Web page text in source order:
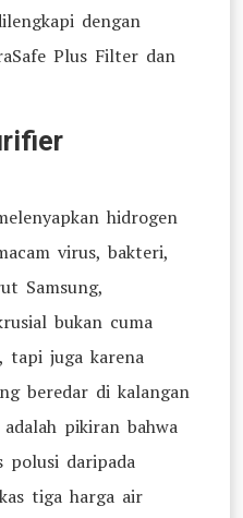
dengan
Plus Filter dan
hidrogen
virus, bakteri,
Samsung,
bukan cuma
tapi juga karena
beredar di kalangan
pikiran bahwa
polusi daripada
tiga harga air